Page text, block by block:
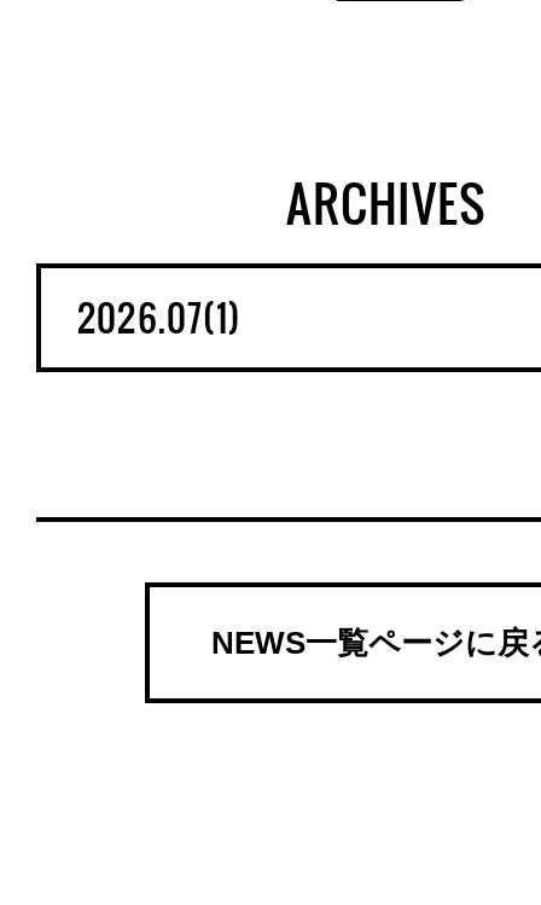
ARCHIVES
NEWS一覧ページに戻